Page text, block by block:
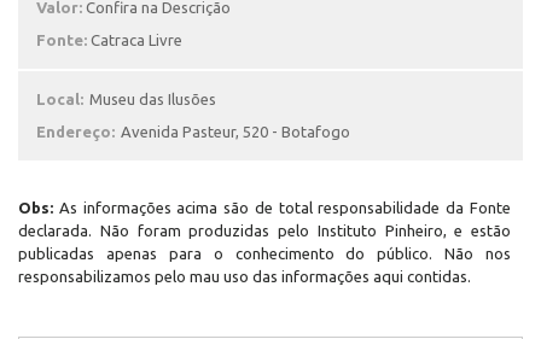
Valor: Confira na Descrição
Fonte: Catraca Livre
Local: Museu das Ilusões
Endereço: Avenida Pasteur, 520 - Botafogo
Obs: As informações acima são de total responsabilidade da Fonte
declarada. Não foram produzidas pelo Instituto Pinheiro, e estão
publicadas apenas para o conhecimento do público. Não nos
responsabilizamos pelo mau uso das informações aqui contidas.